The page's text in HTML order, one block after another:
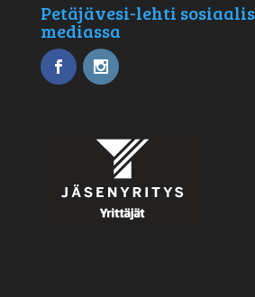
Petäjävesi-lehti
mediassa